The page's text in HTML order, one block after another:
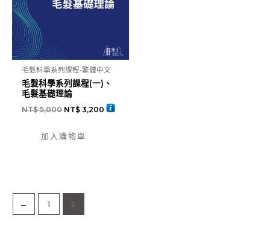
毛髮科學系列課程-繁體中文
毛髮科學系列課程(一)、
毛髮基礎理論
NT$5,000 NT$ 3,200
加入購物車
← 1 2